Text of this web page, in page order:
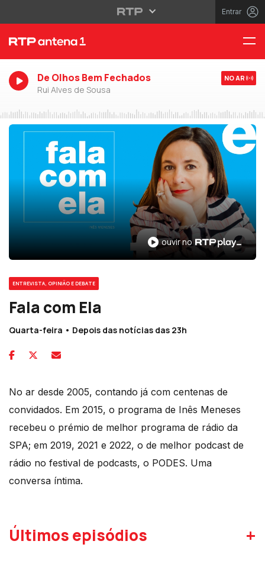
Entrar
De Olhos Bem Fechados
Rui Alves de Sousa
NO AR
ouvir no
ENTREVISTA, OPINIÃO E DEBATE
Fala com Ela
Quarta-feira • Depois das notícias das 23h
No ar desde 2005, contando já com centenas de
convidados. Em 2015, o programa de Inês Meneses
recebeu o prémio de melhor programa de rádio da
SPA; em 2019, 2021 e 2022, o de melhor podcast de
rádio no festival de podcasts, o PODES. Uma
conversa íntima.
Últimos episódios +